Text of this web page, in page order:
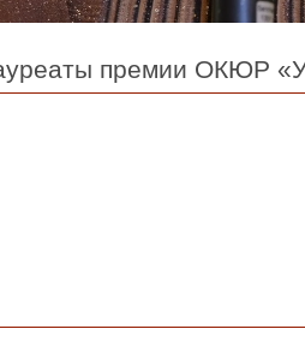
премии ОКЮР